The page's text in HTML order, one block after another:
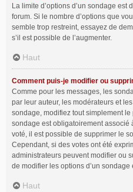
La limite d’options d’un sondage
forum. Si le nombre d’options que
semble trop restreint, essayez de
s’il est possible de l’augmenter.
Haut
Comment puis-je modifier ou
Comme pour les messages, les
par leur auteur, les modérateurs et
sondage, modifiez tout simplement
sondage est obligatoirement associé
voté, il est possible de supprimer le
Cependant, si des votes ont été
administrateurs peuvent modifier ou
de modifier les options d’un sondage
Haut